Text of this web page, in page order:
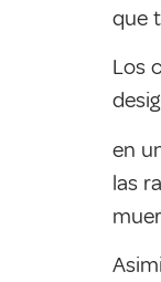
que
Los
en
las